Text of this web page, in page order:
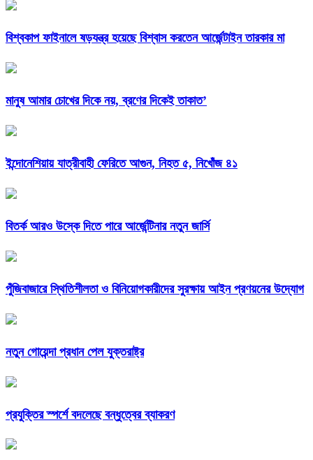
বিশ্বকাপ ফাইনালে ষড়যন্ত্র হয়েছে বিশ্বাস করতেন আর্জেন্টাইন তারকার মা
মানুষ আমার চোখের দিকে নয়, ব্রণের দিকেই তাকাত’
ইন্দোনেশিয়ায় যাত্রীবাহী ফেরিতে আগুন, নিহত ৫, নিখোঁজ ৪১
বিতর্ক আরও উস্কে দিতে পারে আর্জেন্টিনার নতুন জার্সি
পুঁজিবাজারে স্থিতিশীলতা ও বিনিয়োগকারীদের সুরক্ষায় আইন প্রণয়নের উদ্যোগ
নতুন গোয়েন্দা প্রধান পেল যুক্তরাষ্ট্র
প্রযুক্তির স্পর্শে বদলেছে বন্ধুত্বের ব্যাকরণ